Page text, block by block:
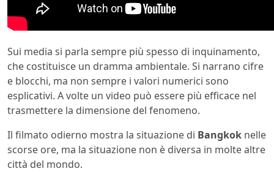
Sui media si parla sempre più spesso di inquinamento,
che costituisce un dramma ambientale. Si narrano cifre
e blocchi, ma non sempre i valori numerici sono
esplicativi. A volte un video può essere più efficace nel
trasmettere la dimensione del fenomeno.
Il filmato odierno mostra la situazione di Bangkok nelle
scorse ore, ma la situazione non è diversa in molte altre
città del mondo.